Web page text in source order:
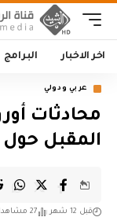
اخر الاخبار البرامج
عربي ودولي
محادثات
المقبل حول
قبل 12 شهر 27 مشاهدات